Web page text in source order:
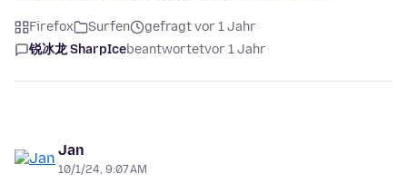
Firefox Surfen
gefragt vor 1 Jahr
锐冰龙 SharpIcebeantwortetvor 1 Jahr
Jan
10/1/24, 9:07 AM